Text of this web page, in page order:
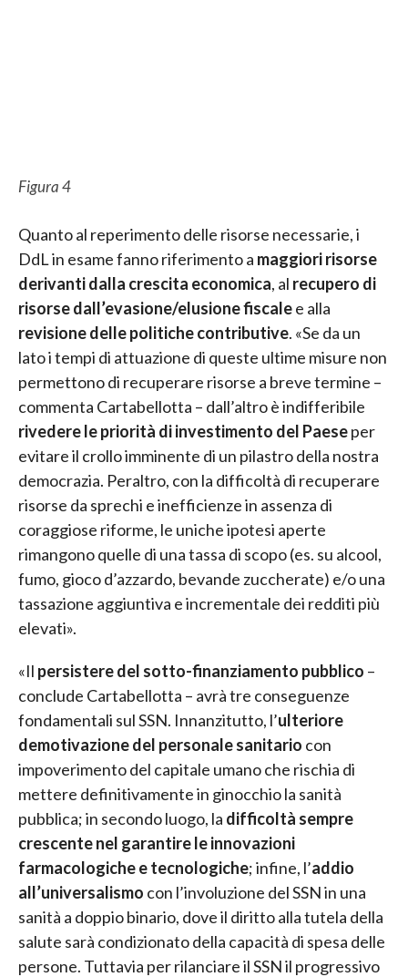
Figura 4
Quanto al reperimento delle risorse necessarie, i
DdL in esame fanno riferimento a maggiori risorse
derivanti dalla crescita economica, al recupero di
risorse dall’evasione/elusione fiscalee alla
revisione delle politiche contributive. «Se da un
lato i tempi di attuazione di queste ultime misure non
permettono di recuperare risorse a breve termine –
commenta Cartabellotta – dall’altro è indifferibile
rivedere le priorità di investimento del Paeseper
evitare il crollo imminente di un pilastro della nostra
democrazia. Peraltro, con la difficoltà di recuperare
risorse da sprechi e inefficienze in assenza di
coraggiose riforme, le uniche ipotesi aperte
rimangono quelle di una tassa di scopo (es. su alcool,
fumo, gioco d’azzardo, bevande zuccherate) e/o una
tassazione aggiuntiva e incrementale dei redditi più
elevati».
«Il persistere del sotto-finanziamento pubblico –
conclude Cartabellotta – avrà tre conseguenze
fondamentali sul SSN. Innanzitutto, l’ulteriore
demotivazione del personale sanitario con
impoverimento del capitale umano che rischia di
mettere definitivamente in ginocchio la sanità
pubblica; in secondo luogo, la difficoltà sempre
crescente nel garantire le innovazioni
farmacologiche e tecnologiche; infine, l’addio
all’universalismo con l’involuzione del SSN in una
sanità a doppio binario, dove il diritto alla tutela della
salute sarà condizionato della capacità di spesa delle
persone. Tuttavia per rilanciare il SSN il progressivo